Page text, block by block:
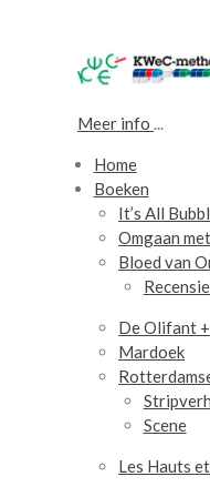
Meer info ...
Home
Boeken
It’s All
Omgaan
Bloed van
De Olifant
Mardoek
Scene
Les Hauts